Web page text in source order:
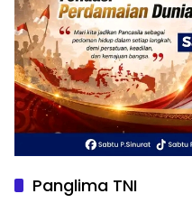
Panglima TNI